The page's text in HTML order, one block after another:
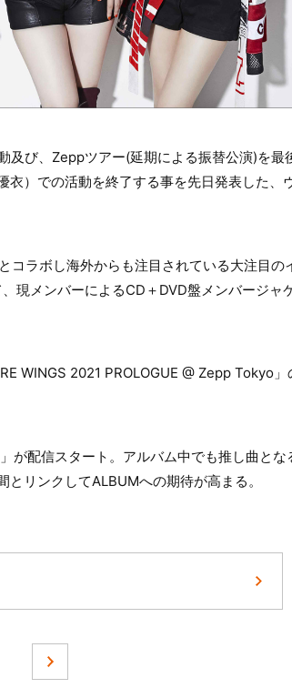
び、Zeppツアー(延期による振替公演)を最
）での活動を終了する事を先日発表した、
コラボし海外からも注目されている大注目の
現メンバーによるCD＋DVD盤メンバージャ
WINGS 2021 PROLOGUE @ Zepp Tokyo」
配信スタート。アルバム中でも推し曲とな
リンクしてALBUMへの期待が高まる。